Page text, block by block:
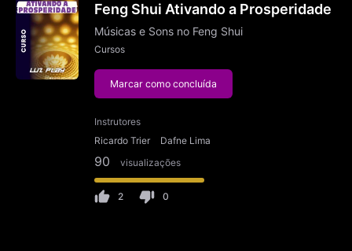
Feng Shui Ativando a Prosperidade
Músicas e Sons no Feng Shui
Cursos
Marcar como concluída
Instrutores
Ricardo Trier
Dafne Lima
90 visualizações
2 0